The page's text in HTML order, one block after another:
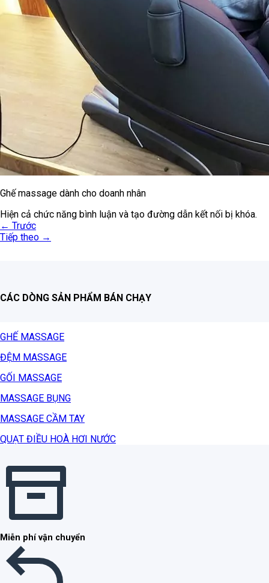
Ghế massage dành cho doanh nhân
Hiện cả chức năng bình luận và tạo đường dẫn kết nối bị khóa.
← Trước
Tiếp theo →
CÁC DÒNG SẢN PHẨM BÁN CHẠY
GHẾ MASSAGE
ĐỆM MASSAGE
GỐI MASSAGE
MASSAGE BỤNG
MASSAGE CẦM TAY
QUẠT ĐIỀU HOÀ HƠI NƯỚC
Miễn phí vận chuyển